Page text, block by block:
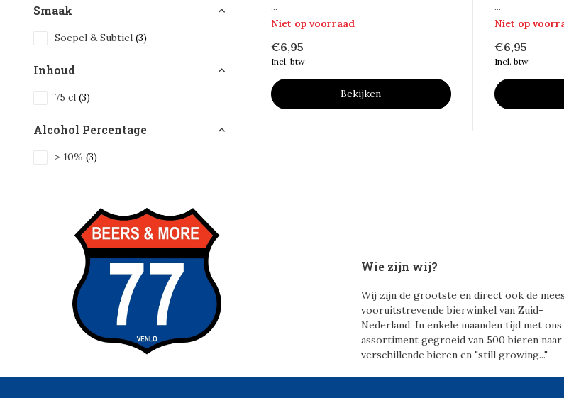
Smaak
Soepel & Subtiel (3)
Inhoud
75 cl (3)
Alcohol Percentage
> 10% (3)
...
Niet op voorraad
€6,95
Incl. btw
Bekijken
...
Niet op
€6,95
Incl. btw
Wie zijn wij?
Wij zijn de grootste en direct ook de
vooruitstrevende bierwinkel van Zuid-
Nederland. In enkele maanden tijd met ons
assortiment gegroeid van 500 bieren naar
verschillende bieren en "still growing..."